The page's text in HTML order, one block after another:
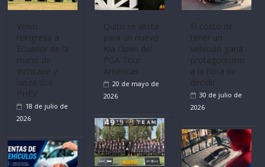
Mercado
automotor
nacional cierra
su mejor 1er
semestre en la
historia
11 de julio de
2026
La FEDAK
recibe 12
Sinotruk
Bolden para
cubrir las rutas
de La Vuelta
31 de julio de
Ultima película
‘Spider‑Man:
Brand New
Day’ pone en
escena a
BMW
29 de julio de
2026